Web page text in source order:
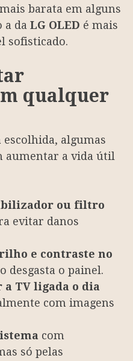
barata em alguns
a da LG OLED é mais
sofisticado.
qualquer
algumas
aumentar a vida útil
ou filtro
evitar danos
e contraste no
desgasta o painel.
TV ligada o dia
com imagens
com
só pelas